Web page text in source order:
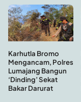
Karhutla Bromo
Mengancam, Polres
Lumajang Bangun
‘Dinding’ Sekat
Bakar Darurat